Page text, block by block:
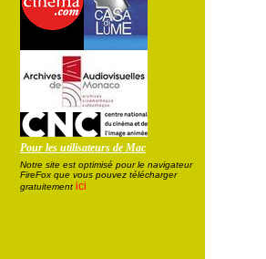
Pour les utilisateurs de Mac
Notre site est optimisé pour le navigateur
FireFox que vous pouvez télécharger
gratuitement ici